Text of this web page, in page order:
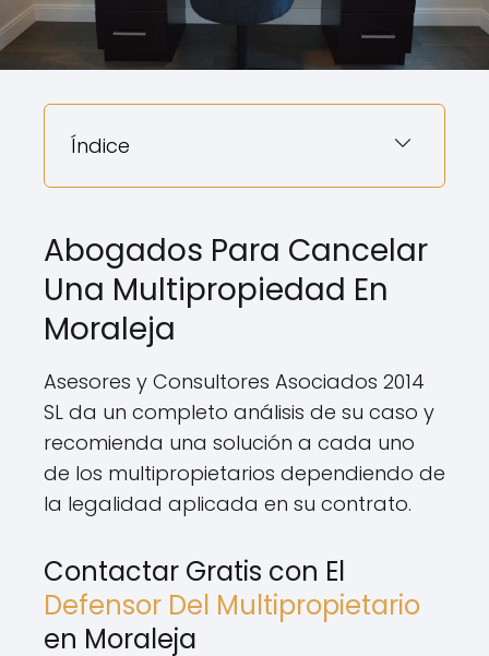
Índice
Abogados Para Cancelar
Una Multipropiedad En
Moraleja
Asesores y Consultores Asociados 2014
SL da un completo análisis de su caso y
recomienda una solución a cada uno
de los multipropietarios dependiendo de
la legalidad aplicada en su contrato.
Contactar Gratis con El
Defensor Del Multipropietario
en Moraleja